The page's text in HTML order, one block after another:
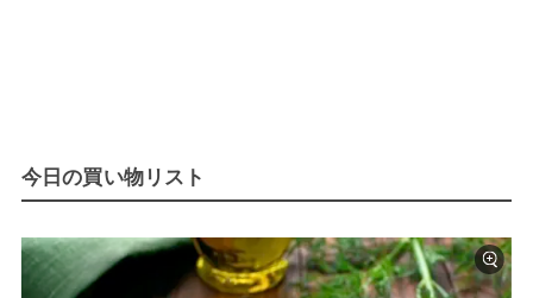
今日の買い物リスト